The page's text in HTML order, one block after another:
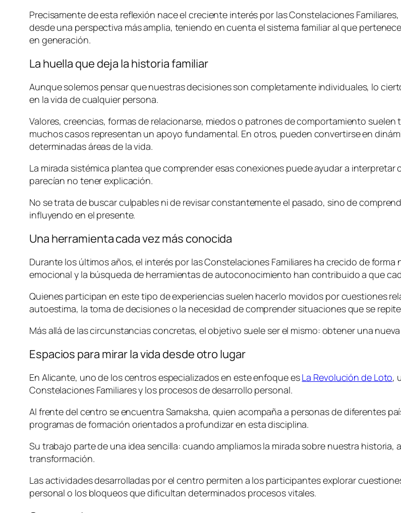
Precisamente de esta reflexión nace el creciente interés por las Constelaciones
desde una perspectiva más amplia, teniendo en cuenta el sistema familiar al que
en generación.
La huella que deja la historia familiar
Aunque solemos pensar que nuestras decisiones son completamente individuales, lo
en la vida de cualquier persona.
Valores, creencias, formas de relacionarse, miedos o patrones de comportamiento
muchos casos representan un apoyo fundamental. En otros, pueden convertirse en
determinadas áreas de la vida.
La mirada sistémica plantea que comprender esas conexiones puede ayudar a
parecían no tener explicación.
No se trata de buscar culpables ni de revisar constantemente el pasado, sino de
influyendo en el presente.
Una herramienta cada vez más conocida
Durante los últimos años, el interés por las Constelaciones Familiares ha crecido de
emocional y la búsqueda de herramientas de autoconocimiento han contribuido a que
Quienes participan en este tipo de experiencias suelen hacerlo movidos por cuestiones
autoestima, la toma de decisiones o la necesidad de comprender situaciones que se
Más allá de las circunstancias concretas, el objetivo suele ser el mismo: obtener una
Espacios para mirar la vida desde otro lugar
En Alicante, uno de los centros especializados en este enfoque esLa Revolución de Loto,
Constelaciones Familiares y los procesos de desarrollo personal.
Al frente del centro se encuentra Samaksha, quien acompaña a personas de diferentes
programas de formación orientados a profundizar en esta disciplina.
Su trabajo parte de una idea sencilla: cuando ampliamos la mirada sobre nuestra
transformación.
Las actividades desarrolladas por el centro permiten a los participantes explorar
personal o los bloqueos que dificultan determinados procesos vitales.